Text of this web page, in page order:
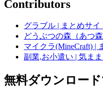
Contributors
グラブル | まとめサイ
どうぶつの森（あつ
マイクラ(MineCraft) |
副業,お小遣い | 気ま
無料ダウンロー